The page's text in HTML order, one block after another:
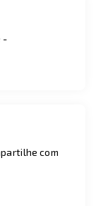
-
com